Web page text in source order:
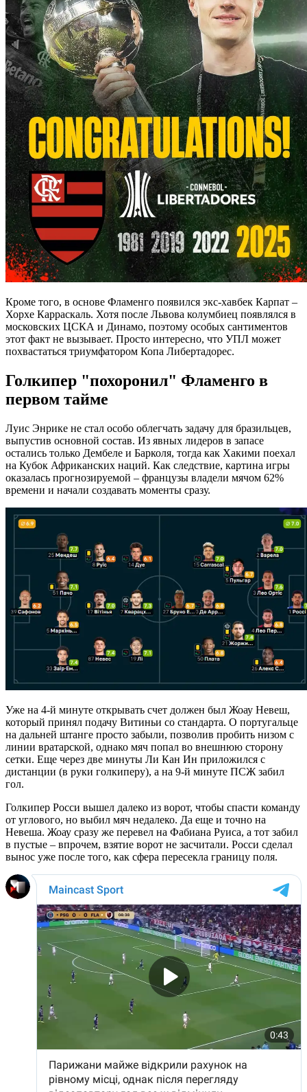
Кроме того, в основе Фламенго появился экс-хавбек Карпат –
Хорхе Карраскаль. Хотя после Львова колумбиец появлялся в
московских ЦСКА и Динамо, поэтому особых сантиментов
этот факт не вызывает. Просто интересно, что УПЛ может
похвастаться триумфатором Копа Либертадорес.
Голкипер "похоронил" Фламенго в
первом тайме
Луис Энрике не стал особо облегчать задачу для бразильцев,
выпустив основной состав. Из явных лидеров в запасе
остались только Дембеле и Барколя, тогда как Хакими поехал
на Кубок Африканских наций. Как следствие, картина игры
оказалась прогнозируемой – французы владели мячом 62%
времени и начали создавать моменты сразу.
Уже на 4-й минуте открывать счет должен был Жоау Невеш,
который принял подачу Витиньи со стандарта. О португальце
на дальней штанге просто забыли, позволив пробить низом с
линии вратарской, однако мяч попал во внешнюю сторону
сетки. Еще через две минуты Ли Кан Ин приложился с
дистанции (в руки голкиперу), а на 9-й минуте ПСЖ забил
гол.
Голкипер Росси вышел далеко из ворот, чтобы спасти команду
от углового, но выбил мяч недалеко. Да еще и точно на
Невеша. Жоау сразу же перевел на Фабиана Руиса, а тот забил
в пустые – впрочем, взятие ворот не засчитали. Росси сделал
вынос уже после того, как сфера пересекла границу поля.